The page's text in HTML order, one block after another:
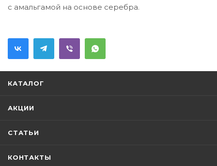
с амальгамой на основе серебра.
КАТАЛОГ
АКЦИИ
СТАТЬИ
КОНТАКТЫ